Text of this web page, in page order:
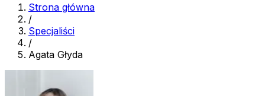
Strona główna
/
Specjaliści
/
Agata Głyda